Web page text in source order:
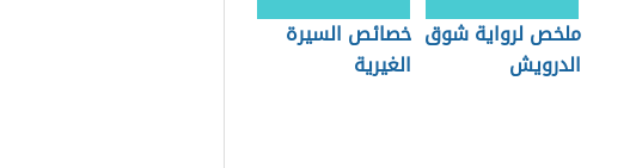
ملخص لرواية شوق
الدرويش
خصائص السيرة
الغيرية